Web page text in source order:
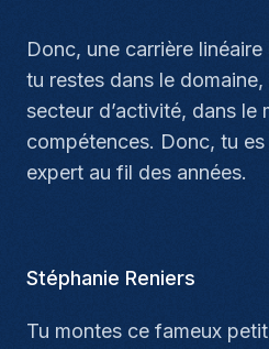
Donc, une carrière linéaire
tu restes dans le
secteur d’activité, dans le
compétences. Donc, tu
expert au fil des années.
Stéphanie Reniers
Tu montes ce fameux